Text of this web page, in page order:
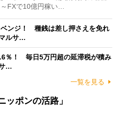
FXで10億円稼い…
ベンジ！ 種銭は差し押さえを免れ
ルサ…
％！ 毎日5万円超の延滞税が積み
…
一覧を見る
ッポンの活路」